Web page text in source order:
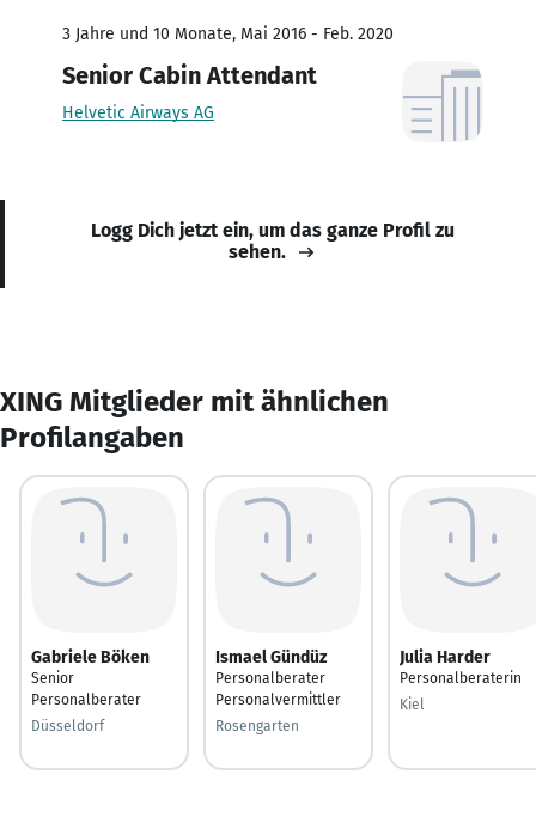
3 Jahre und 10 Monate, Mai 2016 - Feb. 2020
Senior Cabin Attendant
Helvetic Airways AG
Logg Dich jetzt ein, um das ganze Profil zu
sehen.
XING Mitglieder mit ähnlichen
Profilangaben
Gabriele Böken
Senior
Personalberater
Düsseldorf
Ismael Gündüz
Personalberater
Personalvermittler
Rosengarten
Julia Harder
Personalberaterin
Kiel